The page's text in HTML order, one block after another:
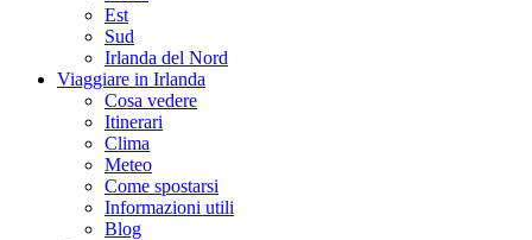
Est
Sud
Irlanda del Nord
Viaggiare in Irlanda
Cosa vedere
Itinerari
Clima
Meteo
Come spostarsi
Informazioni utili
Blog